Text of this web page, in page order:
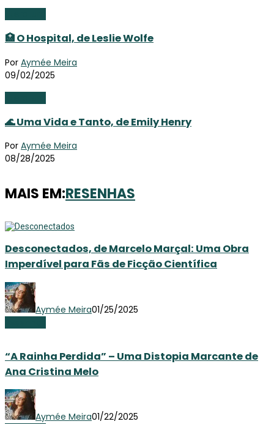
🏥 O Hospital, de Leslie Wolfe
Por Aymée Meira
09/02/2025
🌊 Uma Vida e Tanto, de Emily Henry
Por Aymée Meira
08/28/2025
MAIS EM:RESENHAS
Desconectados, de Marcelo Marçal: Uma Obra
Imperdível para Fãs de Ficção Científica
Aymée Meira01/25/2025
“A Rainha Perdida” – Uma Distopia Marcante de
Ana Cristina Melo
Aymée Meira01/22/2025